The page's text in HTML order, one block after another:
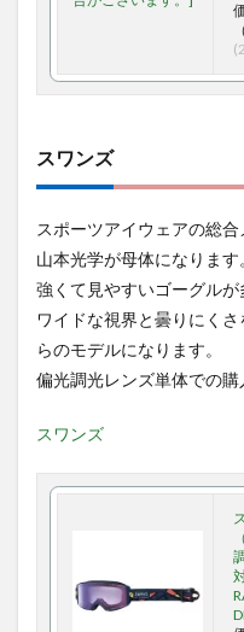
スワンズ
スポーツアイウェアの総合
山本光学が母体になります
強くて見やすいゴーグルが
ワイドな視界と曇りにく
らのモデルになります。
偏光調光レンズ単体での購
スワンズ